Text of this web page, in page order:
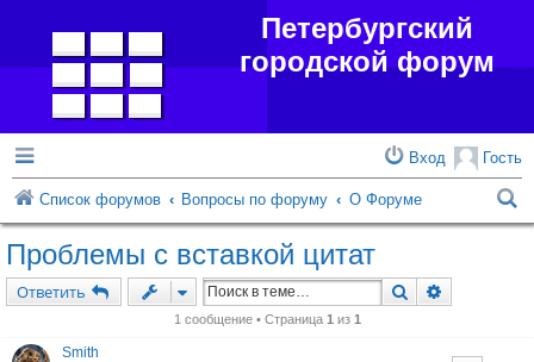
Петербургский
городской форум
Гость
Вход
Список форумов Вопросы по форуму О Форуме
о
Проблемы с вставкой цитат
Ответить Поиск
1 сообщение • Страница 1 из 1
Smith